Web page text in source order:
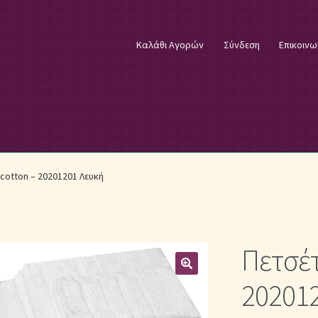
Καλάθι Αγορών Σύνδεση
Λευκά Είδη Επικοινωνία
Μονόχρωμα Κουβερλί με Διαχρονική Κομψότητα
Μονόχρωμα Σετ Σεντόνια Μονόχρωμες
– 20201201 Λευκή